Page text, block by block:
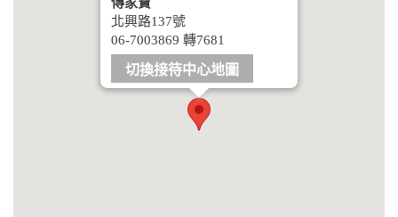
北興路137號
06-7003869 轉7681
切換接待中心地圖